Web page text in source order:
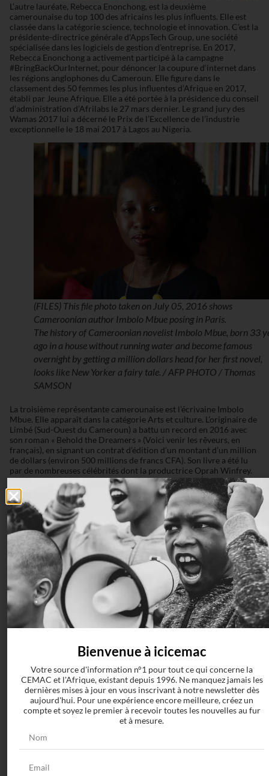
L’autre lauréate, Rebecca Enonchong, est la deuxième
camerounaise du top 100 des africains les plus influents. Elle est
classée dans la catégorie science, technologie et innovation. C’est la
présidente-directrice générale d’AppsTech Group, une société
spécialisée dans les logiciels de gestion d’entreprise. En 2017,
Rebecca Enonchong a activement participé à la campagne
#BringBackOurInternet, pour dénoncer la coupure d‘internet dans
les régions anglophones du Cameroun. Elle figure dans le
classement des 50 femmes les plus influentes d’Afrique en 2017,
établi par Jeune Afrique. Elle a été portée à la présidence du conseil
d’administration d’Afrilabs le 27 mars dernier. Le grand jury des
Wamas 2017 lui a décerné le Prix de l’Excellence de l’industrie
exceptionnelle le 18 mai 2017 à Lagos au Nigeria.
(FILES) This file photo taken on July 05, 2016 shows
Cameroonian author Imbolo Mbue posing in Paris.
The history of Cameroonian novelist Imbolo Mbue, born 33
ago in a house without running water and become famous
overnight by getting a million dollars head for her first novel,
looks like New Yorker a fairy tale. / AFP PHOTO / Thomas
SAMSON
La troisième représentante camerounaise est l’écrivaine Imbolo
Mbue. Elle apparaît dans la catégorie Arts et culture. L’originaire de
Limbé (Sud-Ouest du Cameroun) a battu un record en 2016 avec
son roman « Behold the Dreamers » (Voici venir les rêveurs, en
français), en signant un contrat d’édition d’un montant d’un million
de dollars (environ 500 millions de francs CFA). Son livre a été lu
par de nombreuses célébrités dont la productrice Oprah Winfrey.
Imbolo Mbue vit avec son mari et leurs enfants aux États-Unis où
elle s’ est installée en 1998. Elle est diplômée de l’université de
Rutgers et de Columbia. « Voici venir les rêveurs » (The longings of
Jende Jonga, 2014) est son premier roman.
Pour Omar Ben Yedder, directeur de publication de New Africa
Magazine, cette liste est le reflet de la beauté, de la puissance et de
la diversité du continent africain. Avec 21 personnes, le Nigeria
arrive en tête des nominations, suivi de près par l’Afrique du Sud
qui enregistre 14 noms. Au total, la liste totale comprend des
personnalités de 31 pays dont 12 d’Afrique francophone. Cette
année, ce top 100 a enregistré 42% de femme.
Home
Connexion
Bienvenue à icicemac
Votre source d'information n°1 pour tout ce qui concerne la
CEMAC et l'Afrique, existant depuis 1996. Ne manquez jamais les
dernières mises à jour en vous inscrivant à notre newsletter dès
aujourd'hui. Pour une expérience encore meilleure, créez un
compte et soyez le premier à recevoir toutes les nouvelles au fur
et à mesure.